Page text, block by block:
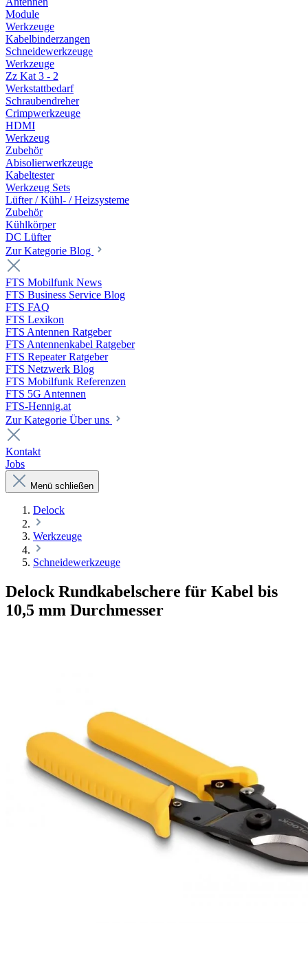
Module
Werkzeuge
Kabelbinderzangen
Schneidewerkzeuge
Werkzeuge
Zz Kat 3 - 2
Werkstattbedarf
Schraubendreher
Crimpwerkzeuge
HDMI
Werkzeug
Zubehör
Abisolierwerkzeuge
Kabeltester
Werkzeug Sets
Lüfter / Kühl- / Heizsysteme
Zubehör
Kühlkörper
DC Lüfter
Zur Kategorie Blog
FTS Mobilfunk News
FTS Business Service Blog
FTS FAQ
FTS Lexikon
FTS Antennen Ratgeber
FTS Antennenkabel Ratgeber
FTS Repeater Ratgeber
FTS Netzwerk Blog
FTS Mobilfunk Referenzen
FTS 5G Antennen
FTS-Hennig.at
Zur Kategorie Über uns
Kontakt
Jobs
Menü schließen
Delock
Werkzeuge
Schneidewerkzeuge
Delock Rundkabelschere für Kabel bis
10,5 mm Durchmesser